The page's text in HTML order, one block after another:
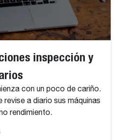
inspección y
con un poco de cariño.
revise a diario sus máquinas
rendimiento.